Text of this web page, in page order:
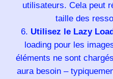
utilisateurs. Cela peut
taille des
Utilisez le Lazy
loading pour les
éléments ne sont
aura besoin –